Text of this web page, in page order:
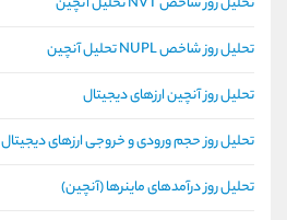
تحلیل روز شاخص NUPL تحلیل آنچین
تحلیل روز آنچین ارزهای دیجیتال
تحلیل روز حجم ورودی و خروجی ارزهای دیجیتال
تحلیل روز درآمدهای ماینرها (آنچین)